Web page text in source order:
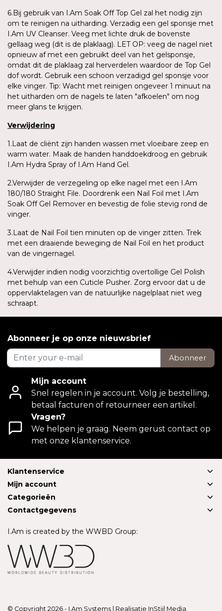
6.Bij gebruik van I.Am Soak Off Top Gel zal het nodig zijn
om te reinigen na uitharding. Verzadig een gel sponsje met
I.Am UV Cleanser. Veeg met lichte druk de bovenste
gellaag weg (dit is de plaklaag). LET OP: veeg de nagel niet
opnieuw af met een gebruikt deel van het gelsponsje,
omdat dit de plaklaag zal herverdelen waardoor de Top Gel
dof wordt. Gebruik een schoon verzadigd gel sponsje voor
elke vinger. Tip: Wacht met reinigen ongeveer 1 minuut na
het uitharden om de nagels te laten "afkoelen" om nog
meer glans te krijgen.
Verwijdering
1.Laat de cliënt zijn handen wassen met vloeibare zeep en
warm water. Maak de handen handdoekdroog en gebruik
I.Am Hydra Spray of I.Am Hand Gel.
2.Verwijder de verzegeling op elke nagel met een I.Am
180/180 Straight File. Doordrenk een Nail Foil met I.Am
Soak Off Gel Remover en bevestig de folie stevig rond de
vinger.
3.Laat de Nail Foil tien minuten op de vinger zitten. Trek
met een draaiende beweging de Nail Foil en het product
van de vingernagel.
4.Verwijder indien nodig voorzichtig overtollige Gel Polish
met behulp van een Cuticle Pusher. Zorg ervoor dat u de
oppervlaktelagen van de natuurlijke nagelplaat niet weg
schraapt.
Abonneer je op onze nieuwsbrief
Abonneer
Mijn account
Snel regelen in je account. Volg je bestelling,
betaal facturen of retourneer een artikel.
Vragen?
We helpen je graag. Neem gerust contact op
met onze klantenservice.
Klantenservice
Mijn account
Categorieën
Contactgegevens
I.Am is created by the WWBD Group:
© Copyright 2026 - I.Am Systems | Realisatie InStijl Media